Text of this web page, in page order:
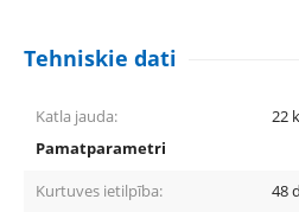
Tehniskie dati
Katla jauda: 22
Pamatparametri
Kurtuves ietilpība:
48